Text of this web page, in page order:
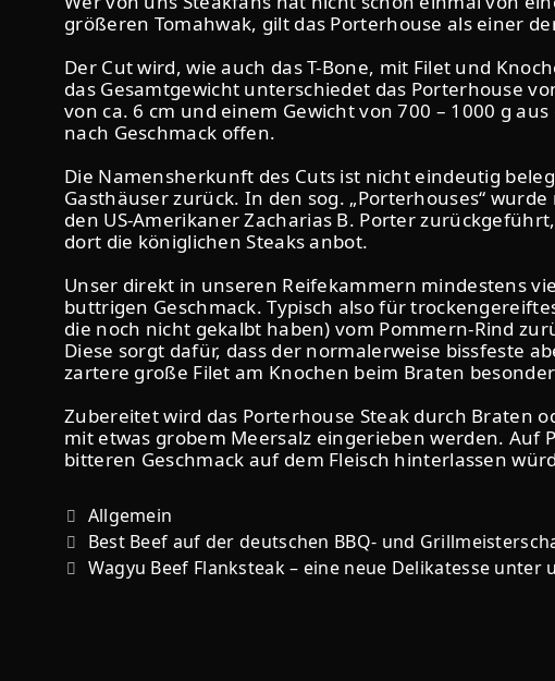
größeren Tomahwak, gilt das Porterhouse als einer
Der Cut wird, wie auch das T-Bone, mit Filet und
das Gesamtgewicht unterschiedet das Porterhouse
von ca. 6 cm und einem Gewicht von 700 – 1000 g
nach Geschmack offen.
Die Namensherkunft des Cuts ist nicht eindeutig
Gasthäuser zurück. In den sog. „Porterhouses“
den US-Amerikaner Zacharias B. Porter
dort die königlichen Steaks anbot.
Unser direkt in unseren Reifekammern mindestens
buttrigen Geschmack. Typisch also für
die noch nicht gekalbt haben) vom Pommern-Rind
Diese sorgt dafür, dass der normalerweise bissfeste
zartere große Filet am Knochen beim Braten
Zubereitet wird das Porterhouse Steak durch Braten
mit etwas grobem Meersalz eingerieben werden.
bitteren Geschmack auf dem Fleisch hinterlassen
Allgemein
Best Beef auf der deutschen BBQ- und
Wagyu Beef Flanksteak – eine neue Delikatesse unter